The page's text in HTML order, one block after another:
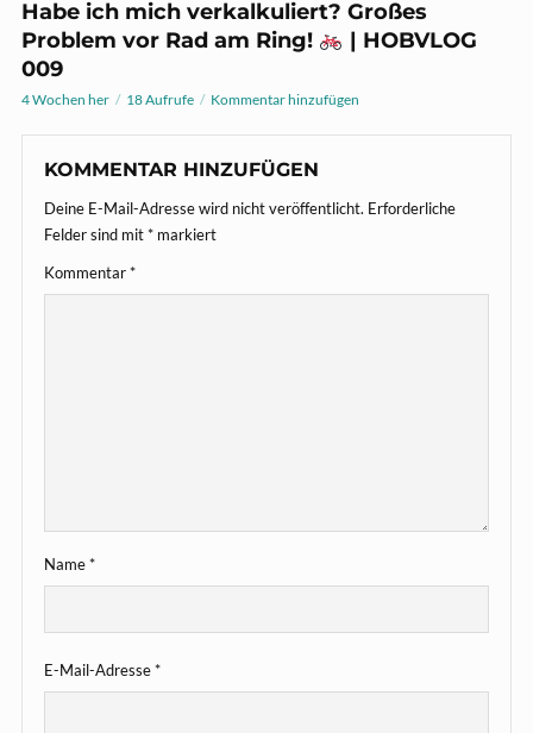
Habe ich mich verkalkuliert? Großes
Problem vor Rad am Ring!
| HOBVLOG
009
4 Wochen her 18 Aufrufe Kommentar hinzufügen
KOMMENTAR HINZUFÜGEN
Deine E-Mail-Adresse wird nicht veröffentlicht. Erforderliche
Felder sind mit* markiert
Kommentar*
Name*
E-Mail-Adresse*